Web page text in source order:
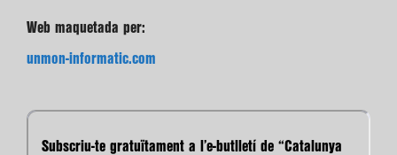
Web maquetada per:
unmon-informatic.com
Subscriu-te gratuïtament a l’e-butlletí de “Catalunya